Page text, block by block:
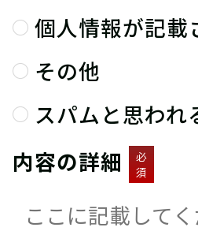
個人情報が記載
その他
スパムと思われ
内容の詳細
必
須